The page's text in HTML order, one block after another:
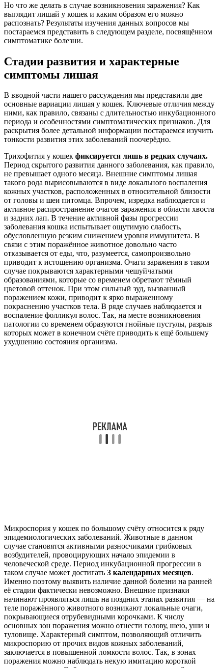
Но что же делать в случае возникновения заражения? Как
выглядит лишай у кошек и каким образом его можно
распознать? Результаты изучения данных вопросов мы
постараемся представить в следующем разделе, посвящённом
симптоматике болезни.
Стадии развития и характерные
симптомы лишая
В вводной части нашего рассуждения мы представили две
основные вариации лишая у кошек. Ключевые отличия между
ними, как правило, связаны с длительностью инкубационного
периода и особенностями симптоматических признаков. Для
раскрытия более детальной информации постараемся изучить
тонкости развития этих заболеваний поочерёдно.
Трихофития у кошек фиксируется лишь в редких случаях.
Период скрытого развития данного заболевания, как правило,
не превышает одного месяца. Внешние симптомы лишая
такого рода вырисовываются в виде локального воспаления
кожных участков, расположенных в относительной близости
от головы и шеи питомца. Впрочем, изредка наблюдается и
активное распространение очагов заражения в области хвоста
и задних лап. В течение активной фазы прогрессии
заболевания кошка испытывает ощутимую слабость,
обусловленную резким снижением уровня иммунитета. В
связи с этим поражённое животное довольно часто
отказывается от еды, что, разумеется, самопроизвольно
приводит к истощению организма. Очаги заражения в таком
случае покрываются характерными чешуйчатыми
образованиями, которые со временем обретают тёмный
цветовой оттенок. При этом сильный зуд, вызванный
поражением кожи, приводит к ярко выраженному
покраснению участков тела. В ряде случаев наблюдается и
воспаление фолликул волос. Так, на месте возникновения
патологии со временем образуются гнойные пустулы, разрыв
которых может в конечном счёте приводить к ещё большему
ухудшению состояния организма.
Микроспория у кошек по большому счёту относится к ряду
эпидемиологических заболеваний. Животные в данном
случае становятся активными разносчиками грибковых
возбудителей, провоцирующих начало эпидемии в
человеческой среде. Период инкубационной прогрессии в
таком случае может достигать 3 календарных месяцев.
Именно поэтому выявить наличие данной болезни на ранней
её стадии фактически невозможно. Внешние признаки
начинают проявляться лишь на поздних этапах развития — на
теле поражённого животного возникают локальные очаги,
покрывающиеся отрубевидными корочками. К числу
основных зон поражения можно отнести голову, шею, уши и
туловище. Характерный симптом, позволяющий отличить
микроспорию от прочих видов кожных заболеваний,
заключается в повышенной ломкости волос. Так, в зонах
поражения можно наблюдать некую имитацию короткой